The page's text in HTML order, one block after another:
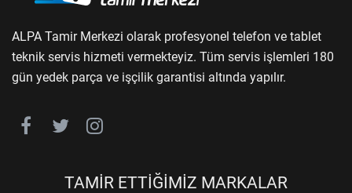
ALPA Tamir Merkezi olarak profesyonel telefon ve tablet
teknik servis hizmeti vermekteyiz. Tüm servis işlemleri 180
gün yedek parça ve işçilik garantisi altında yapılır.
TAMİR ETTİĞİMİZ MARKALAR